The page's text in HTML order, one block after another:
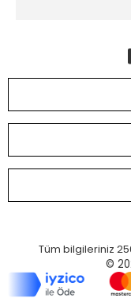
Tüm bilgileriniz
©